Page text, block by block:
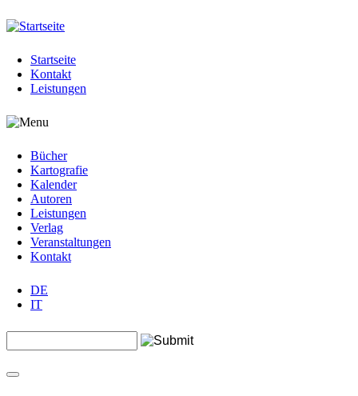
Jump to navigation
Startseite
Kontakt
Leistungen
Bücher
Kartografie
Kalender
Autoren
Leistungen
Verlag
Veranstaltungen
Kontakt
DE
IT
Suchformular